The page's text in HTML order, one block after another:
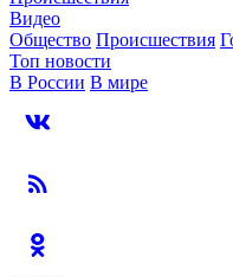
Видео
Общество Происшествия
Топ новости
В России В мире